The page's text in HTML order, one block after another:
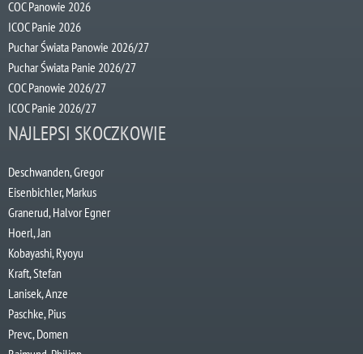
COC Panowie 2026
ICOC Panie 2026
Puchar Świata Panowie 2026/27
Puchar Świata Panie 2026/27
COC Panowie 2026/27
ICOC Panie 2026/27
NAJLEPSI SKOCZKOWIE
Deschwanden, Gregor
Eisenbichler, Markus
Granerud, Halvor Egner
Hoerl, Jan
Kobayashi, Ryoyu
Kraft, Stefan
Lanisek, Anze
Paschke, Pius
Prevc, Domen